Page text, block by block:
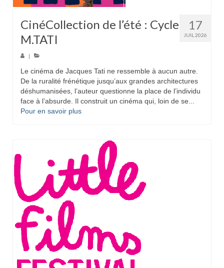
17
JUIL 2026
CinéCollection de l’été : Cycle
M.TATI
|
Le cinéma de Jacques Tati ne ressemble à aucun autre.
De la ruralité frénétique jusqu’aux grandes architectures
déshumanisées, l’auteur questionne la place de l’individu
face à l’absurde. Il construit un cinéma qui, loin de se...
Pour en savoir plus